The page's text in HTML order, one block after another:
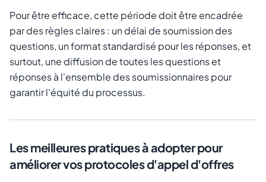
Pour être efficace, cette période doit être encadrée
par des règles claires : un délai de soumission des
questions, un format standardisé pour les réponses, et
surtout, une diffusion de toutes les questions et
réponses à l'ensemble des soumissionnaires pour
garantir l'équité du processus.
Les meilleures pratiques à adopter pour
améliorer vos protocoles d'appel d'offres